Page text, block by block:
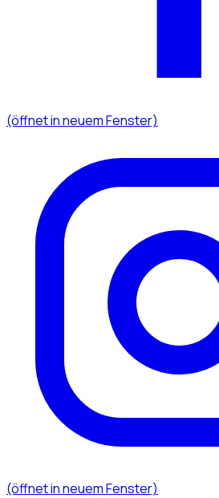
(öffnet in neuem Fenster)
(öffnet in neuem Fenster)